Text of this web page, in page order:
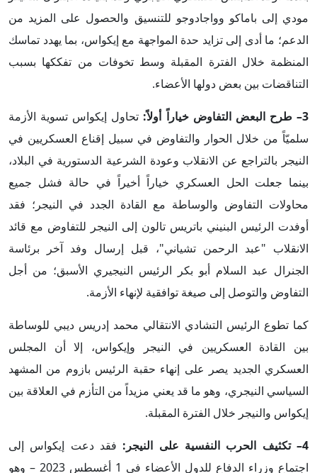
مودي إلى باماكو وواجادوجو للتنسيق والحصول على المزيد من
الدعم؛ ما أدى إلى تزايد حدة المواجهة مع إيكواس، بما يهدد تماسك
المنظمة خلال الفترة المقبلة وسط تخوفات من تفككها بسبب
التناقضات بين بعض دولها الأعضاء.
3– طرح البعض التفاوض خياراً أولاً:
تحاول إيكواس تسوية الأزمة
سلميّاً من خلال الحوار والتفاوض في سبيل إقناع العسكريين في
النيجر بالتراجع عن الانقلاب وعودة الشرعية الدستورية في البلاد،
بينما جعلت الحل العسكري خياراً أخيراً في حالة فشل جميع
محاولات التفاوض والوساطة مع القادة الجدد في النيجر؛ فقد
أوفدت الرئيس البنيني باتريس تالون إلى النيجر للتفاوض مع قائد
الانقلاب "عبد الرحمن تشياني"، قبل إرسال وفد آخر برئاسة
الجنرال عبد السلام أبو بكر الرئيس النيجيري الأسبق؛ من أجل
التفاوض والتوصل إلى صيغة توافقية لإنهاء الأزمة.
كما تطوع الرئيس التشادي الانتقالي محمد إدريس ديبي للوساطة
بين القادة العسكريين في النيجر وإيكواس، إلا أن المجلس
العسكري الجديد يصر على إنهاء حقبة الرئيس بازوم من المشهد
السياسي النيجري، وهو ما قد يعني مزيداً من التأزم في العلاقة بين
إيكواس والنيجر خلال الفترة المقبلة.
4– تكثيف الحرب النفسية على النيجر:
فقد دعت إيكواس إلى
اجتماع وزراء الدفاع للدول الأعضاء في 1 أغسطس 2023 – وهو